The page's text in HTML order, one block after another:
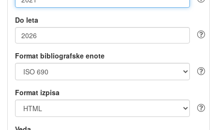
Do leta
Format bibliografske enote
Format izpisa